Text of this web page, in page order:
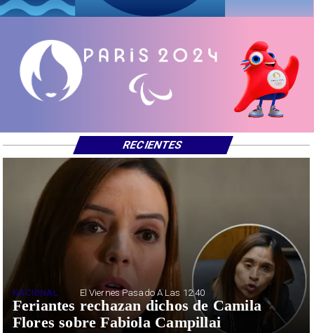
Feriantes rechazan dichos de Camila
Flores sobre Fabiola Campillai
NACIONAL El Viernes Pasado A Las 12:40
RECIENTES